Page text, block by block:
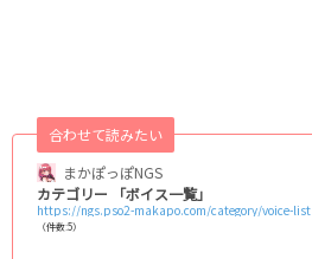
まかぽっぽNGS
合わせて読みたい
カテゴリー 「ボイス一覧」
https://ngs.pso2-makapo.com/category/voice-list
（件数:5）